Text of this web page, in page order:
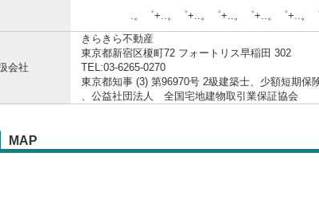
.。゜+..。゜+..。゜+..。゜+..。゜+..。゜
会社
きらきら不動産
東京都新宿区榎町72 フォートリス早稲田 302
TEL:03-6265-0270
東京都知事 (3) 第96970号 2級建築士、少額短期保
、公益社団法人 全国宅地建物取引業保証協会
MAP